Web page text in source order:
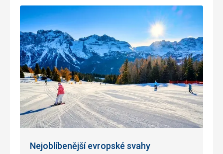
Nejoblíbenější evropské svahy